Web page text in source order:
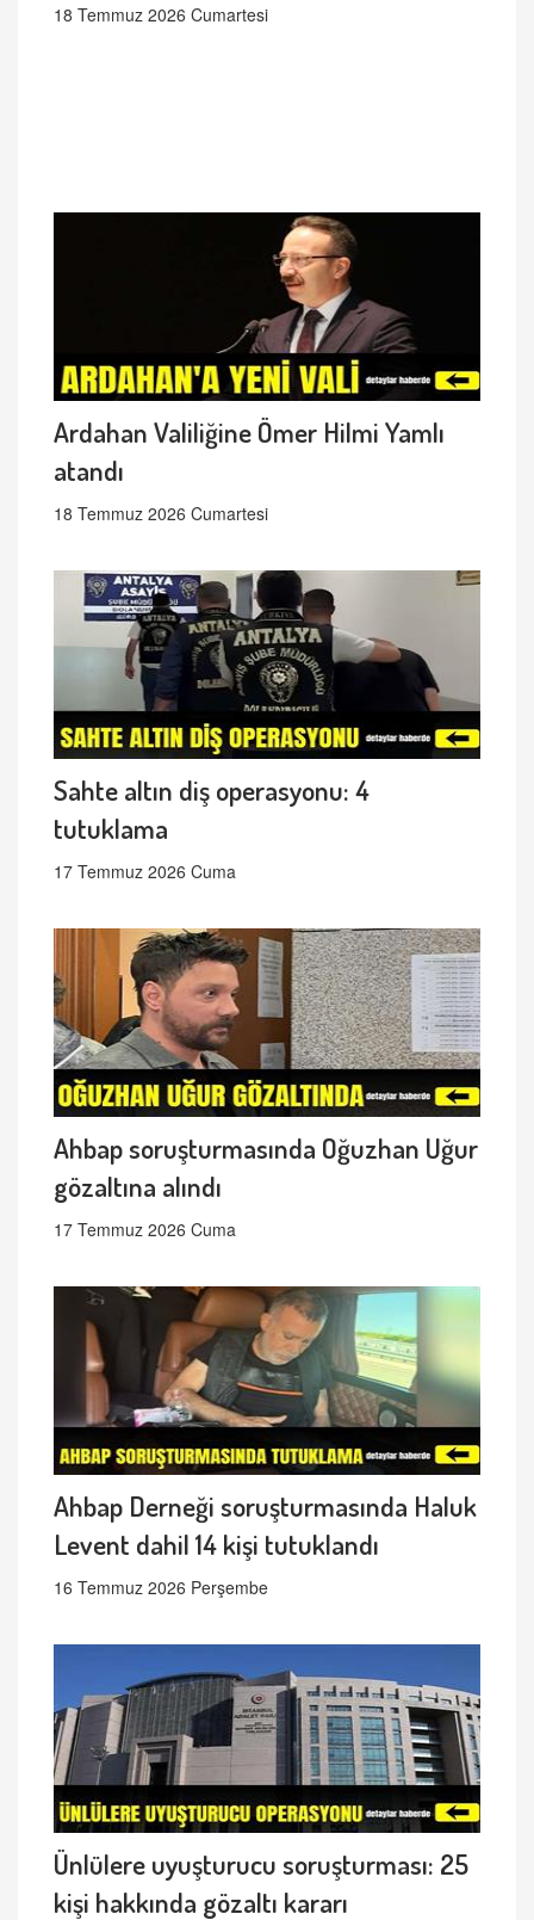
18 Temmuz 2026 Cumartesi
Ardahan Valiliğine Ömer Hilmi Yamlı
atandı
18 Temmuz 2026 Cumartesi
Sahte altın diş operasyonu: 4
tutuklama
17 Temmuz 2026 Cuma
Ahbap soruşturmasında Oğuzhan Uğur
gözaltına alındı
17 Temmuz 2026 Cuma
Ahbap Derneği soruşturmasında Haluk
Levent dahil 14 kişi tutuklandı
16 Temmuz 2026 Perşembe
Ünlülere uyuşturucu soruşturması: 25
kişi hakkında gözaltı kararı